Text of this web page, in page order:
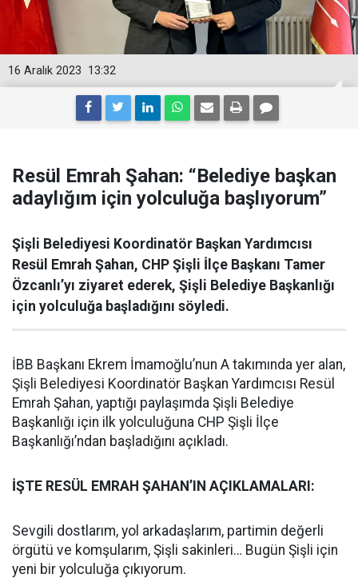
13:32
16 Aralık 2023
Resül Emrah Şahan: “Belediye başkan
adaylığım için yolculuğa başlıyorum”
Şişli Belediyesi Koordinatör Başkan Yardımcısı
Resül Emrah Şahan, CHP Şişli İlçe Başkanı Tamer
Özcanlı’yı ziyaret ederek, Şişli Belediye Başkanlığı
için yolculuğa başladığını söyledi.
İBB Başkanı Ekrem İmamoğlu’nun A takımında yer alan,
Şişli Belediyesi Koordinatör Başkan Yardımcısı Resül
Emrah Şahan, yaptığı paylaşımda Şişli Belediye
Başkanlığı için ilk yolculuğuna CHP Şişli İlçe
Başkanlığı’ndan başladığını açıkladı.
İŞTE RESÜL EMRAH ŞAHAN’IN AÇIKLAMALARI:
Sevgili dostlarım, yol arkadaşlarım, partimin değerli
örgütü ve komşularım, Şişli sakinleri… Bugün Şişli için
yeni bir yolculuğa çıkıyorum.